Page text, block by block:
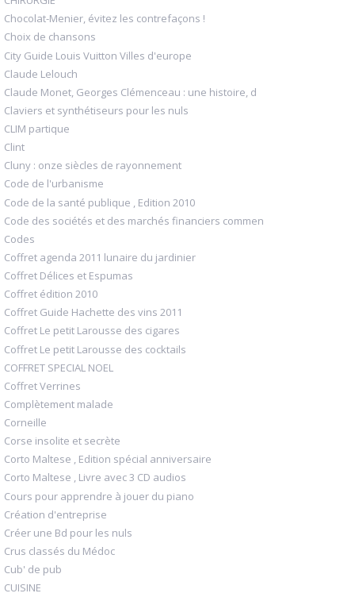
Chocolat-Menier, évitez les contrefaçons !
Choix de chansons
City Guide Louis Vuitton Villes d'europe
Claude Lelouch
Claude Monet, Georges Clémenceau : une histoire, d
Claviers et synthétiseurs pour les nuls
CLIM partique
Clint
Cluny : onze siècles de rayonnement
Code de l'urbanisme
Code de la santé publique , Edition 2010
Code des sociétés et des marchés financiers commen
Codes
Coffret agenda 2011 lunaire du jardinier
Coffret Délices et Espumas
Coffret édition 2010
Coffret Guide Hachette des vins 2011
Coffret Le petit Larousse des cigares
Coffret Le petit Larousse des cocktails
COFFRET SPECIAL NOEL
Coffret Verrines
Complètement malade
Corneille
Corse insolite et secrète
Corto Maltese , Edition spécial anniversaire
Corto Maltese , Livre avec 3 CD audios
Cours pour apprendre à jouer du piano
Création d'entreprise
Créer une Bd pour les nuls
Crus classés du Médoc
Cub' de pub
CUISINE